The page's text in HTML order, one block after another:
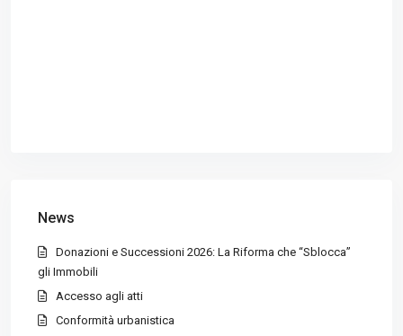
News
Donazioni e Successioni 2026: La Riforma che “Sblocca”
gli Immobili
Accesso agli atti
Conformità urbanistica